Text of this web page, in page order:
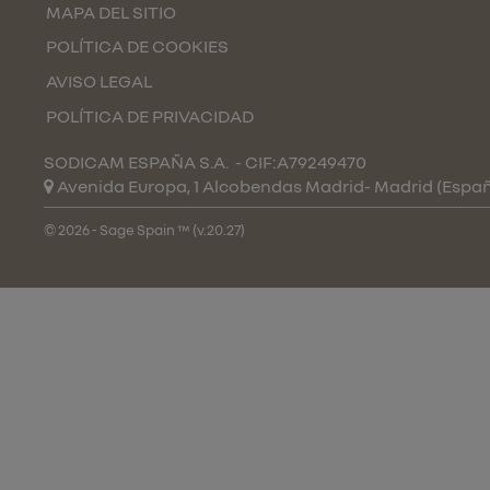
MAPA DEL SITIO
POLÍTICA DE COOKIES
AVISO LEGAL
POLÍTICA DE PRIVACIDAD
SODICAM ESPAÑA S.A. - CIF:A79249470
Avenida Europa, 1 Alcobendas Madrid- Madrid
© 2026 - Sage Spain ™ (v.20.27)